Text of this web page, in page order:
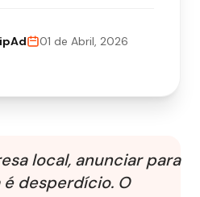
01 de Abril, 2026
local, anunciar para
desperdício. O